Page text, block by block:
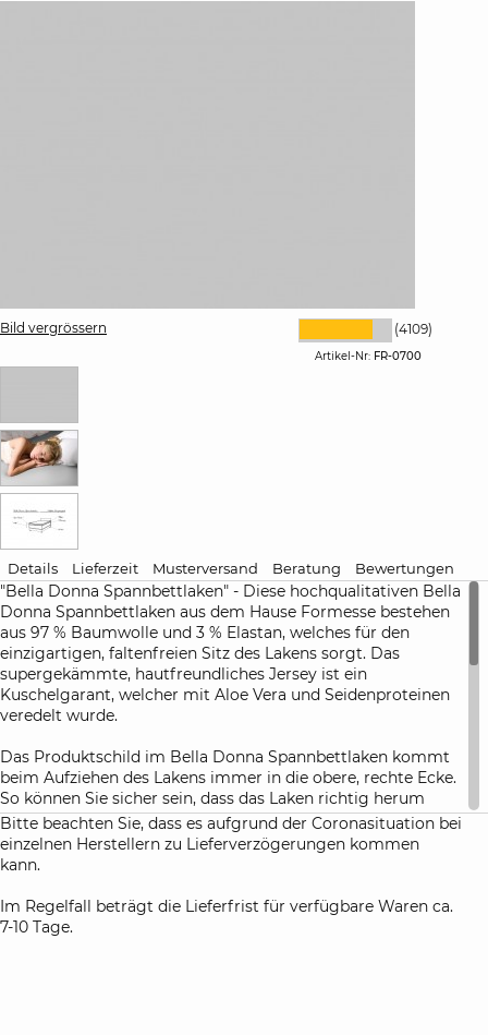
Bild vergrössern (4109)
Artikel-Nr: FR-0700
Details Lieferzeit Musterversand Beratung Bewertungen
"Bella Donna Spannbettlaken" - Diese hochqualitativen Bella
Donna Spannbettlaken aus dem Hause Formesse bestehen
aus 97 % Baumwolle und 3 % Elastan, welches für den
einzigartigen, faltenfreien Sitz des Lakens sorgt. Das
supergekämmte, hautfreundliches Jersey ist ein
Kuschelgarant, welcher mit Aloe Vera und Seidenproteinen
veredelt wurde.
Das Produktschild im Bella Donna Spannbettlaken kommt
beim Aufziehen des Lakens immer in die obere, rechte Ecke.
So können Sie sicher sein, dass das Laken richtig herum
aufgezogen ist.
Diese Bettlaken sind besonders als Spannbettlaken für
finden Sie das passende Spannbettlaken für Ihr
Boxspringbett.
Bitte beachten Sie, dass es aufgrund der Coronasituation bei
einzelnen Herstellern zu Lieferverzögerungen kommen
kann.
Im Regelfall beträgt die Lieferfrist für verfügbare Waren ca.
7-10 Tage.